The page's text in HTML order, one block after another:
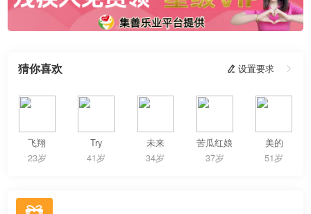
猜你喜欢  设置要求 
飞翔
23岁
Try
41岁
未来
34岁
苦瓜红娘
37岁
美的
51岁